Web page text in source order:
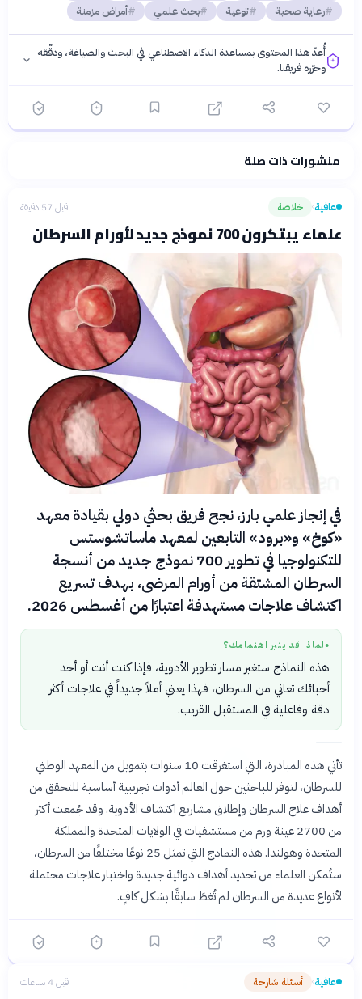
رعاية صحية
توعية بحث علمي أمراض مزمنة
أُعدّ هذا المحتوى بمساعدة الذكاء الاصطناعي في البحث والصياغة، ودقّقه
وحرّره فريقنا.
فلسفتنا المعرفية· سياسة الذكاء الاصطناعيمنشورات ذات صلة
عافية› خلاصة قبل 57 دقيقة
علماء يبتكرون 700 نموذج جديد لأورام السرطان
في إنجاز علمي بارز، نجح فريق بحثي دولي بقيادة معهد
«كوخ» و«برود» التابعين لمعهد ماساتشوستس
للتكنولوجيا في تطوير 700 نموذج جديد من أنسجة
السرطان المشتقة من أورام المرضى، بهدف تسريع
اكتشاف علاجات مستهدفة اعتبارًا من أغسطس 2026.
● لماذا قد يثير اهتمامك؟
هذه النماذج ستغير مسار تطوير الأدوية، فإذا كنت أنت أو أحد
أحبائك تعاني من السرطان، فهذا يعني أملاً جديداً في علاجات أكثر
دقة وفاعلية في المستقبل القريب.
تأتي هذه المبادرة، التي استغرقت 10 سنوات بتمويل من المعهد الوطني
للسرطان، لتوفر للباحثين حول العالم أدوات تجريبية أساسية للتحقق من
أهداف علاج السرطان وإطلاق مشاريع اكتشاف الأدوية. وقد جُمعت أكثر
من 2700 عينة ورم من مستشفيات في الولايات المتحدة والمملكة
المتحدة وهولندا. هذه النماذج التي تمثل 25 نوعًا مختلفًا من السرطان،
ستُمكن العلماء من تحديد أهداف دوائية جديدة واختبار علاجات محتملة
لأنواع عديدة من السرطان لم تُغطَ سابقًا بشكل كافٍ.
عافية› أسئلة شارحة قبل 4 ساعات